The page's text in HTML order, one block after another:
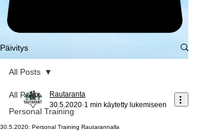
Päivitys
All Posts
Personal Training
All Posts
30.5.2020: Personal Training Rautarannalla
Rautaranta
30.5.2020 1 min käytetty lukemiseen